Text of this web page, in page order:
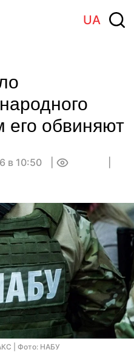
UA
его обвиняют
в 10:50
| Фото: НАБУ